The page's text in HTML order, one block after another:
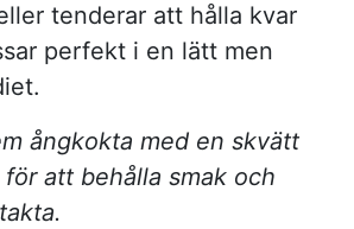
tenderar att hålla kvar
perfekt i en lätt men
ångkokta med en skvätt
att behålla smak och